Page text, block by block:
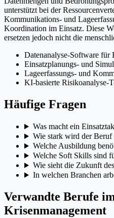
unterstützt bei der
Kommunikations- und
Koordination im Einsatz. Diese
ersetzen jedoch nicht die
Datenanalyse-Software für
Einsatzplanungs- und
Lageerfassungs- und
KI-basierte Risikoanalyse-
Häufige Fragen
Was macht ein
Wie stark wird der
Welche Ausbildung
Welche Soft Skills sind
Wie sieht die Zukunft
In welchen Branchen
Verwandte Berufe
Krisenmanagement